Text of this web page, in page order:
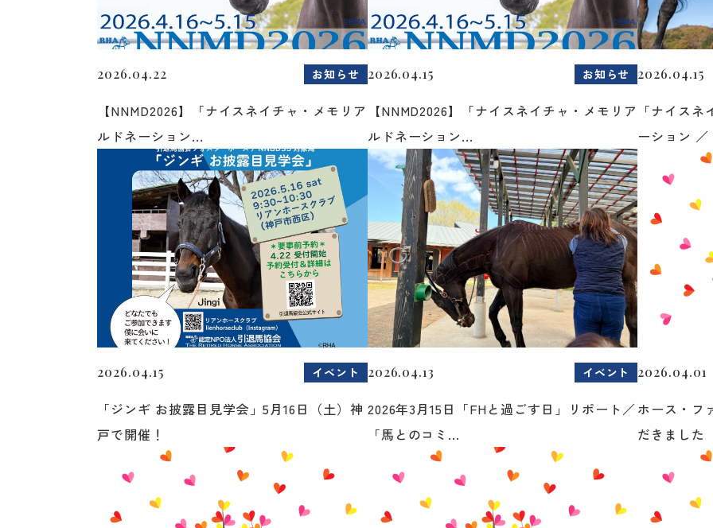
2026.04.22 お知らせ
【NNMD2026】「ナイスネイチャ・メモリア
ルドネーション...
2026.04.15 お知らせ
【NNMD2026】「ナイスネイチャ・メモリア
ルドネーション...
2026.04.15
「ナイス
ーション
2026.04.15 イベント
「ジンギ お披露目見学会」5月16日（土）神
戸で開催！
2026.04.13 イベント
2026年3月15日「FHと過ごす日」リポート／
「馬とのコミ...
2026.04.01
ホース・フ
だきました